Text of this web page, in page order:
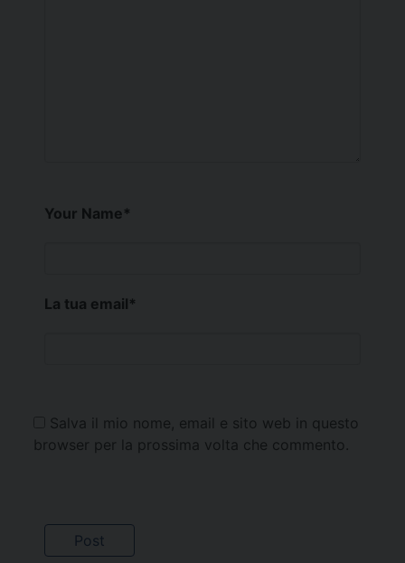
Your Name*
La tua email*
Salva il mio nome, email e sito web in questo
browser per la prossima volta che commento.